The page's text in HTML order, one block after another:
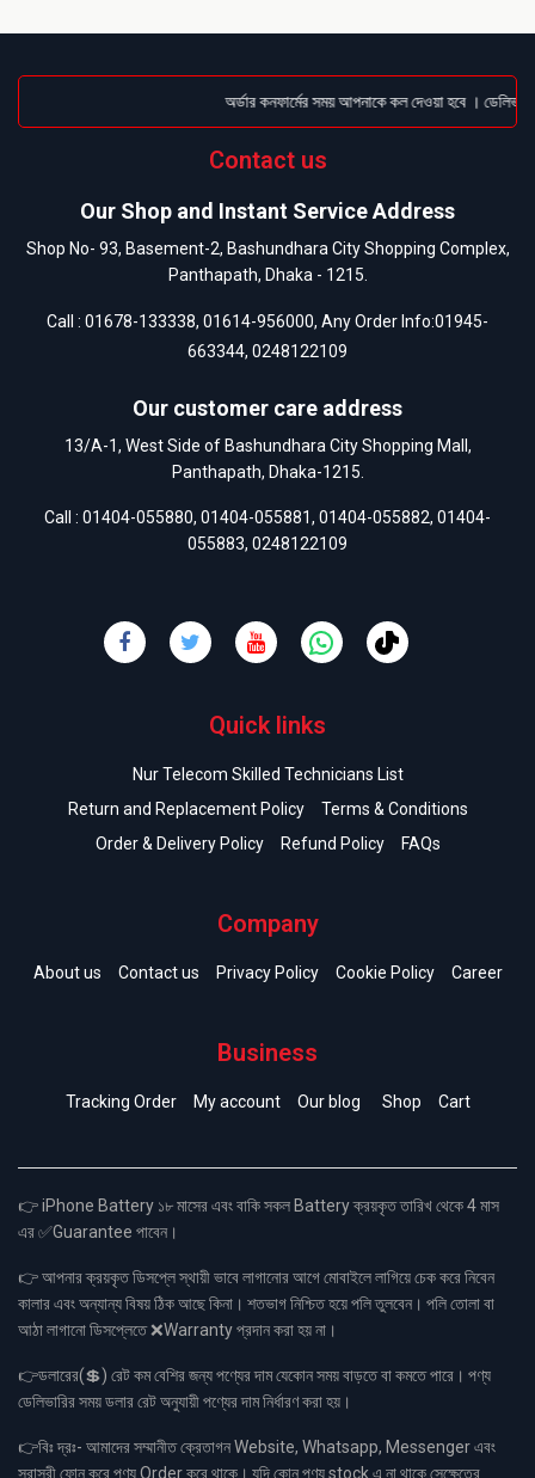
অর্ডার কনফার্মের সময় আপনাকে কল দেওয়া হবে ।
Contact us
Our Shop and Instant Service Address
Shop No- 93, Basement-2, Bashundhara City Shopping Complex,
Panthapath, Dhaka - 1215.
Call : 01678-133338, 01614-956000, Any Order Info:01945-
663344, 0248122109
Our customer care address
13/A-1, West Side of Bashundhara City Shopping Mall,
Panthapath, Dhaka-1215.
Call : 01404-055880, 01404-055881, 01404-055882, 01404-
055883, 0248122109
Quick links
Nur Telecom Skilled Technicians List
Return and Replacement Policy
Terms & Conditions
Order & Delivery Policy
Refund Policy FAQs
Company
About us Contact us Privacy Policy Cookie Policy Career
Business
Tracking Order My account Our blog Shop Cart
👉 iPhone Battery ১৮ মাসের এবং বাকি সকল Battery ক্রয়কৃত তারিখ থেকে 4 মাস
এর ✅Guarantee পাবেন।
👉 আপনার ক্রয়কৃত ডিসপ্লে স্থায়ী ভাবে লাগানোর আগে মোবাইলে লাগিয়ে চেক করে নিবেন
কালার এবং অন্যান্য বিষয় ঠিক আছে কিনা। শতভাগ নিশ্চিত হয়ে পলি তুলবেন। পলি তোলা বা
আঠা লাগানো ডিসপ্লেতে ❌Warranty প্রদান করা হয় না।
👉ডলারের(💲) রেট কম বেশির জন্য পণ্যের দাম যেকোন সময় বাড়তে বা কমতে পারে। পণ্য
ডেলিভারির সময় ডলার রেট অনুযায়ী পণ্যের দাম নির্ধারণ করা হয়।
👉বিঃ দ্রঃ- আমাদের সম্মানীত ক্রেতাগন Website, Whatsapp, Messenger এবং
সরাসরী ফোন করে পণ্য Order করে থাকে। যদি কোন পণ্য stock এ না থাকে সেক্ষেত্রে